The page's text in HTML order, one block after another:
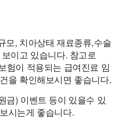
모, 치아상태 재료종류,수술
이고 있습니다. 참고로
험이 적용되는 급여진료 임
을 확인해보시면 좋습니다.
금) 이벤트 등이 있을수 있
시는게 좋습니다.